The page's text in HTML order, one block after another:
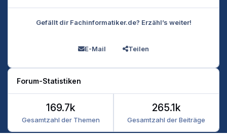
Gefällt dir Fachinformatiker.de? Erzähl’s weiter!
E-Mail Teilen
Forum-Statistiken
Gesamtzahl der Themen
169.7k
Gesamtzahl der Beiträge
265.1k